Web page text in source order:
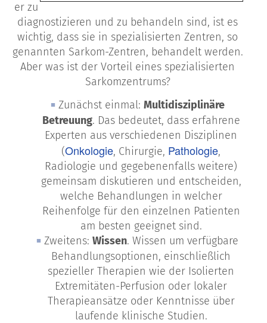
er zu
diagnostizieren und zu behandeln sind, ist es
wichtig, dass sie in spezialisierten Zentren, so
genannten Sarkom-Zentren, behandelt werden.
Aber was ist der Vorteil eines spezialisierten
Sarkomzentrums?
Zunächst einmal: Multidisziplinäre
Betreuung. Das bedeutet, dass erfahrene
Experten aus verschiedenen Disziplinen
(Onkologie, Chirurgie, Pathologie,
Radiologie und gegebenenfalls weitere)
gemeinsam diskutieren und entscheiden,
welche Behandlungen in welcher
Reihenfolge für den einzelnen Patienten
am besten geeignet sind.
Zweitens: Wissen. Wissen um verfügbare
Behandlungsoptionen, einschließlich
spezieller Therapien wie der Isolierten
Extremitäten-Perfusion oder lokaler
Therapieansätze oder Kenntnisse über
laufende klinische Studien.